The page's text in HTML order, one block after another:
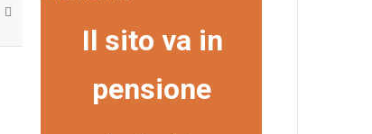
Il sito va in
pensione